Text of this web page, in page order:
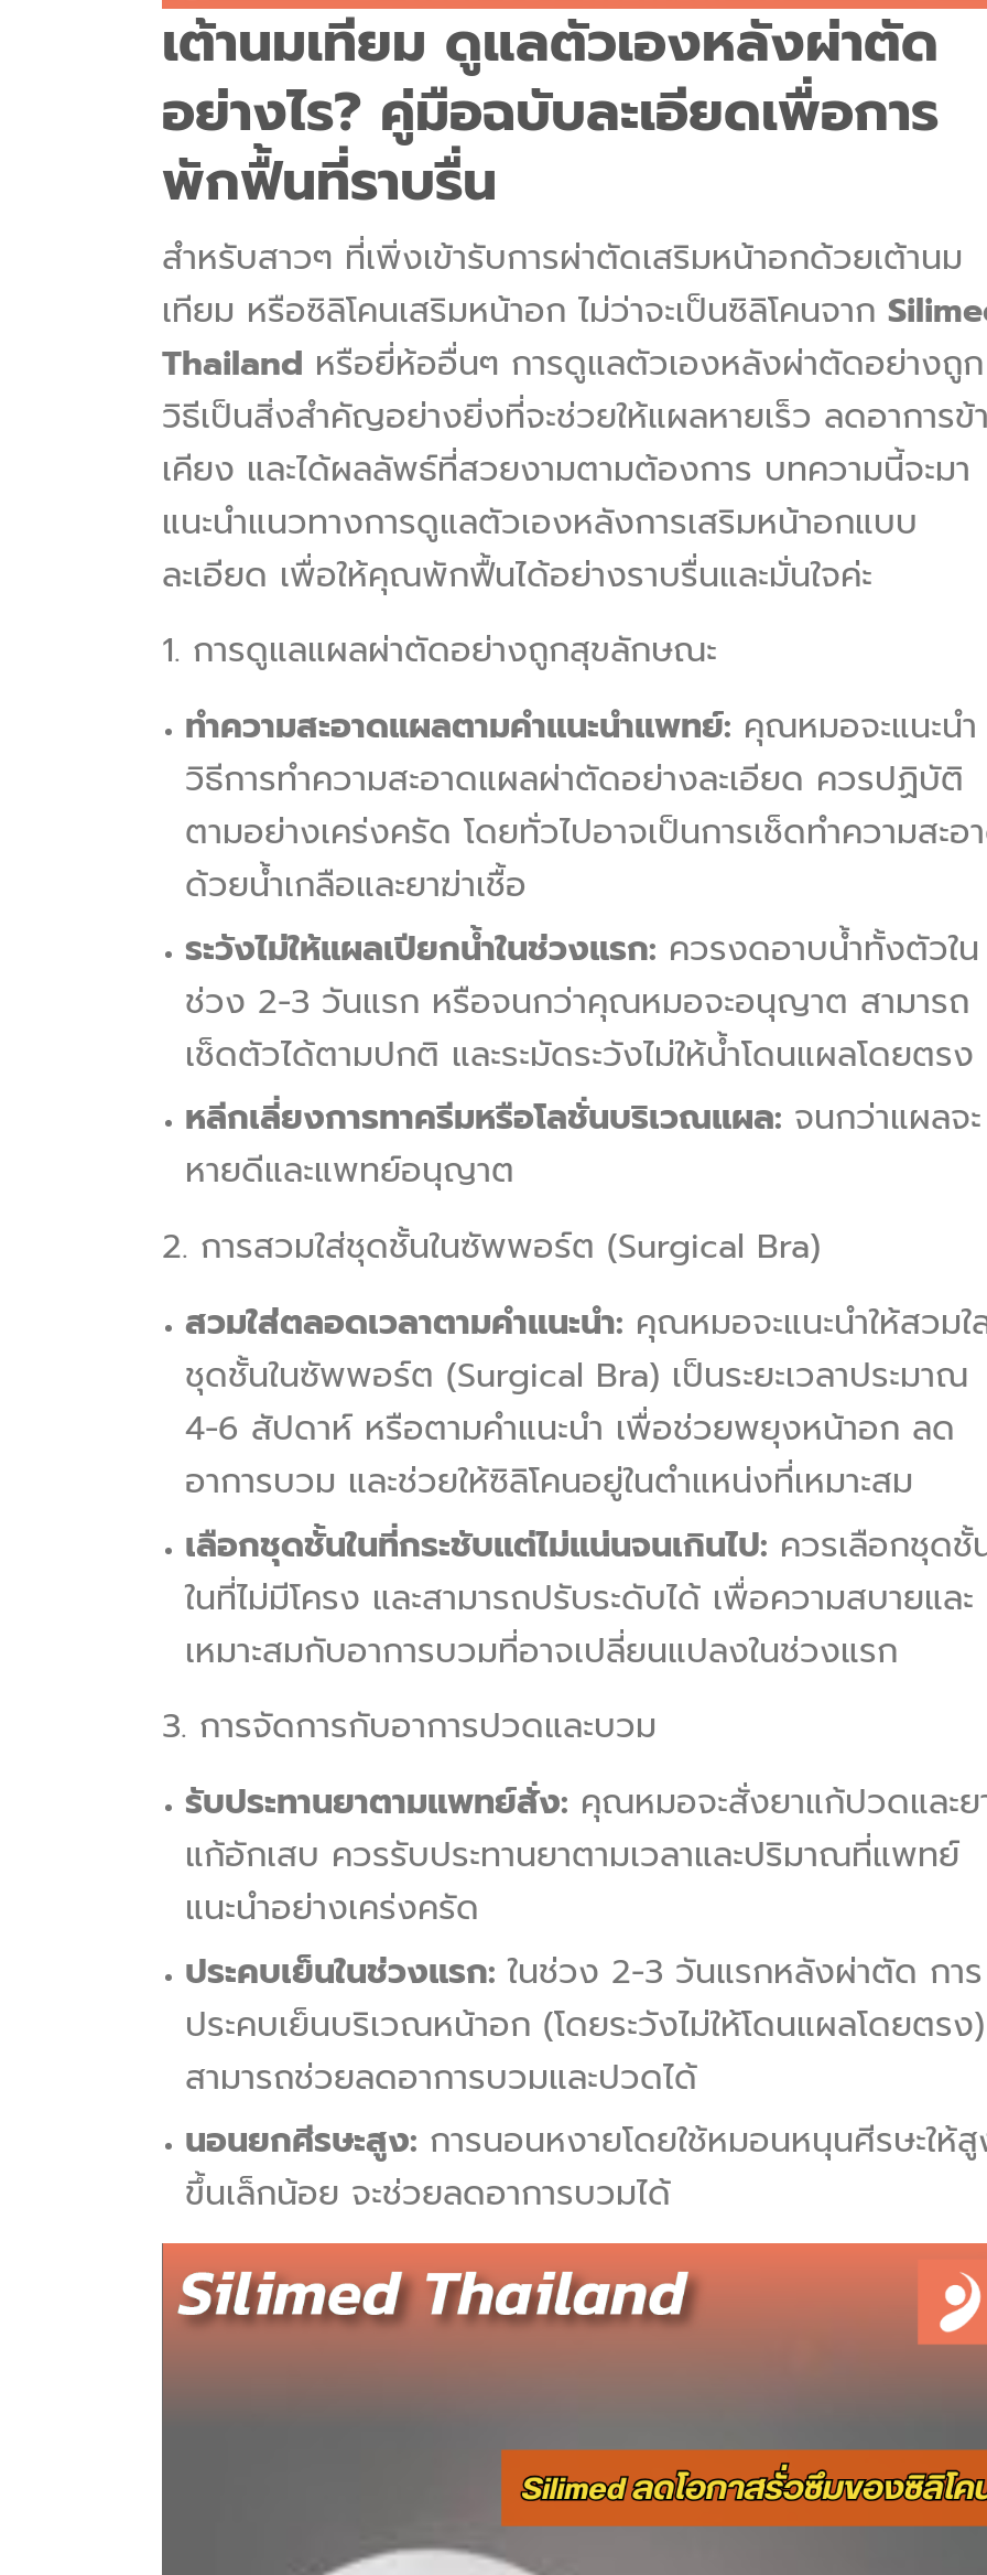
เต้านมเทียม ดูแลตัวเองหลังผ่าตัด
อย่างไร? คู่มือฉบับละเอียดเพื่อการ
พักฟื้นที่ราบรื่น
สำหรับสาวๆ ที่เพิ่งเข้ารับการผ่าตัดเสริมหน้าอกด้วยเต้านม
เทียม หรือซิลิโคนเสริมหน้าอก ไม่ว่าจะเป็นซิลิโคนจาก
Thailand หรือยี่ห้ออื่นๆ การดูแลตัวเองหลังผ่าตัดอย่างถูก
วิธีเป็นสิ่งสำคัญอย่างยิ่งที่จะช่วยให้แผลหายเร็ว ลดอาการข้
เคียง และได้ผลลัพธ์ที่สวยงามตามต้องการ บทความนี้จะมา
แนะนำแนวทางการดูแลตัวเองหลังการเสริมหน้าอกแบบ
ละเอียด เพื่อให้คุณพักฟื้นได้อย่างราบรื่นและมั่นใจค่ะ
1. การดูแลแผลผ่าตัดอย่างถูกสุขลักษณะ
ทำความสะอาดแผลตามคำแนะนำแพทย์: คุณหมอจะแนะนำ
วิธีการทำความสะอาดแผลผ่าตัดอย่างละเอียด ควรปฏิบัติ
ตามอย่างเคร่งครัด โดยทั่วไปอาจเป็นการเช็ดทำความสะอ
ด้วยน้ำเกลือและยาฆ่าเชื้อ
ระวังไม่ให้แผลเปียกน้ำในช่วงแรก: ควรงดอาบน้ำทั้งตัวใน
ช่วง 2-3 วันแรก หรือจนกว่าคุณหมอจะอนุญาต สามารถ
เช็ดตัวได้ตามปกติ และระมัดระวังไม่ให้น้ำโดนแผลโดยตรง
หลีกเลี่ยงการทาครีมหรือโลชั่นบริเวณแผล: จนกว่าแผลจะ
หายดีและแพทย์อนุญาต
2. การสวมใส่ชุดชั้นในซัพพอร์ต (Surgical Bra)
สวมใส่ตลอดเวลาตามคำแนะนำ: คุณหมอจะแนะนำให้สวมใ
ชุดชั้นในซัพพอร์ต (Surgical Bra) เป็นระยะเวลาประมาณ
4-6 สัปดาห์ หรือตามคำแนะนำ เพื่อช่วยพยุงหน้าอก ลด
อาการบวม และช่วยให้ซิลิโคนอยู่ในตำแหน่งที่เหมาะสม
เลือกชุดชั้นในที่กระชับแต่ไม่แน่นจนเกินไป: ควรเลือกชุดชั้
ในที่ไม่มีโครง และสามารถปรับระดับได้ เพื่อความสบายและ
เหมาะสมกับอาการบวมที่อาจเปลี่ยนแปลงในช่วงแรก
3. การจัดการกับอาการปวดและบวม
รับประทานยาตามแพทย์สั่ง: คุณหมอจะสั่งยาแก้ปวดและย
แก้อักเสบ ควรรับประทานยาตามเวลาและปริมาณที่แพทย์
แนะนำอย่างเคร่งครัด
ประคบเย็นในช่วงแรก: ในช่วง 2-3 วันแรกหลังผ่าตัด การ
ประคบเย็นบริเวณหน้าอก (โดยระวังไม่ให้โดนแผลโดยตรง)
สามารถช่วยลดอาการบวมและปวดได้
นอนยกศีรษะสูง: การนอนหงายโดยใช้หมอนหนุนศีรษะให้
ขึ้นเล็กน้อย จะช่วยลดอาการบวมได้